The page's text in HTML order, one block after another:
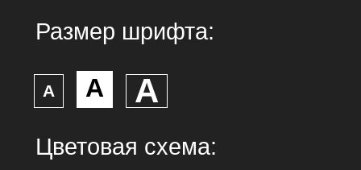
Размер шрифта:
А А А
Цветовая схема: